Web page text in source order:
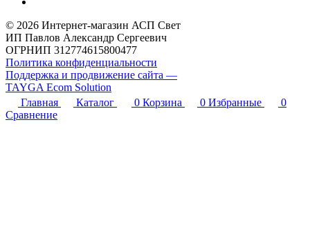
© 2026 Интернет-магазин АСП Свет
ИП Павлов Александр Сергеевич
ОГРНИП 312774615800477
Политика конфиденциальности
Поддержка и продвижение сайта —
TAYGA Ecom Solution
Главная
Каталог 0 Корзина 0 Избранные
0
Сравнение